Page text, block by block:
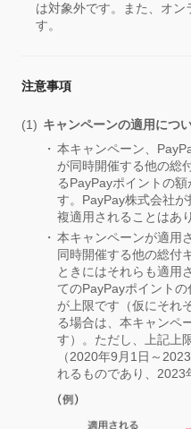
は対象外です。また、オ
す。
注意事項
キャンペーンの適用につ
本キャンペーン、
が同時開催する他の総
るPayPayポイントの
す。PayPay株式会社
複適用されることはあ
本キャンペーンが適用
同時開催する他の総付
ときにはそれらも適用
てのPayPayポイント
が上限です（仮にそれ
る場合は、本キャンペ
す）。ただし、上記上
（2020年9月1日～
れるものであり、2023